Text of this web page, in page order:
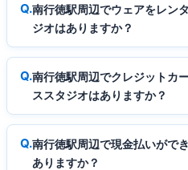
南行徳駅周辺でウェアをレン
ジオはありますか？
南行徳駅周辺でクレジットカ
ススタジオはありますか？
南行徳駅周辺で現金払いがで
ありますか？